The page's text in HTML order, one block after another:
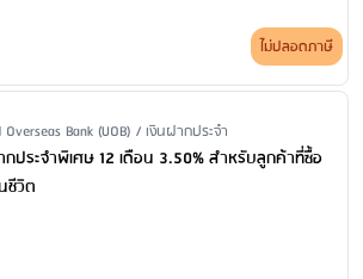
ไม่ปลอดภาษี
Name / Financial Product Type
Overseas Bank (UOB) / เงินฝากประจำ
กประจำพิเศษ 12 เดือน 3.50% สำหรับลูกค้าที่ซื้อ
ชีวิต